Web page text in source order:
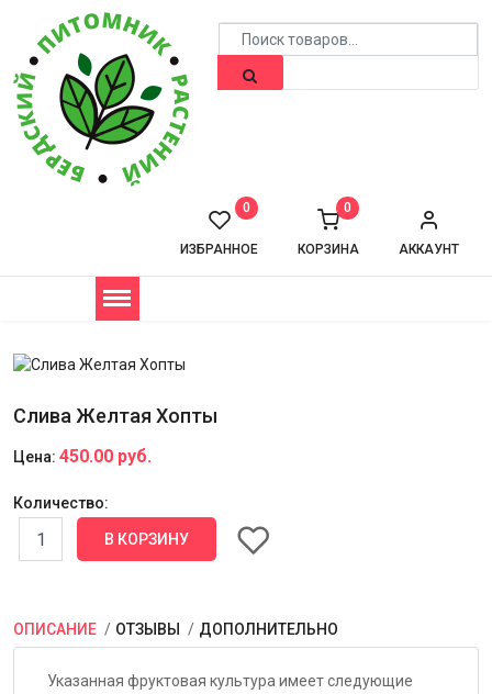
АККАУНТ
КОРЗИНА
0
ИЗБРАННОЕ
0
Слива Желтая Хопты
Цена: 450.00 руб.
Количество:
ОПИСАНИЕ ОТЗЫВЫ ДОПОЛНИТЕЛЬНО
Указанная фруктовая культура имеет следующие